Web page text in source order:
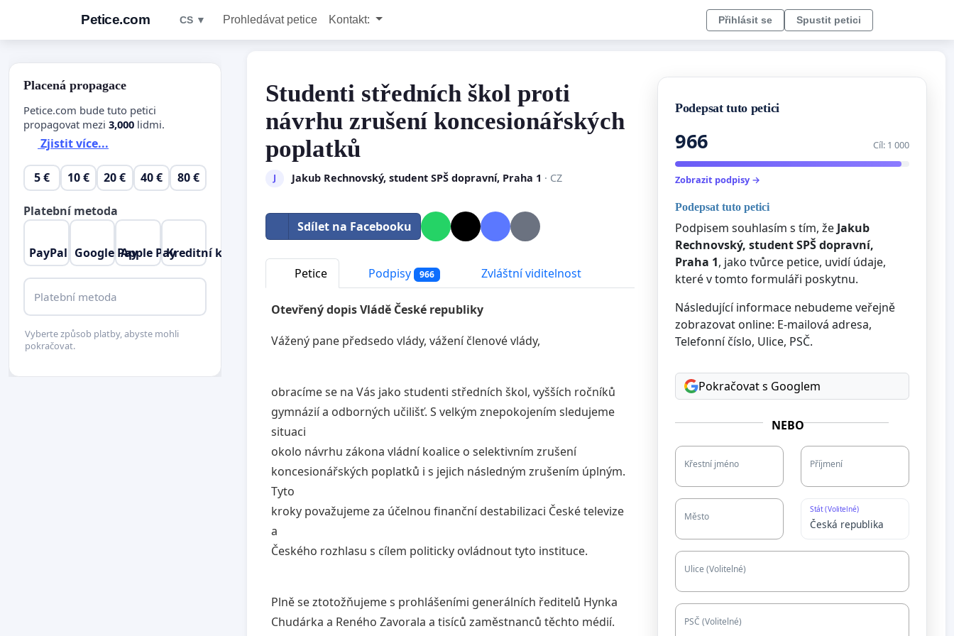
Petice.com CS ▼ Prohledávat petice Kontakt: Přihlásit se Spustit petici
Studenti středních škol proti
návrhu zrušení koncesionářských
poplatků
J Jakub Rechnovský, student SPŠ dopravní, Praha 1 · CZ
Sdílet na Facebooku
Petice Podpisy 966 Zvláštní viditelnost
Otevřený dopis Vládě České republiky
Vážený pane předsedo vlády, vážení členové vlády,
obracíme se na Vás jako studenti středních škol, vyšších ročníků
gymnázií a odborných učilišť. S velkým znepokojením sledujeme
situaci
okolo návrhu zákona vládní koalice o selektivním zrušení
koncesionářských poplatků i s jejich následným zrušením úplným.
Tyto
kroky považujeme za účelnou finanční destabilizaci České televize
a
Českého rozhlasu s cílem politicky ovládnout tyto instituce.
Plně se ztotožňujeme s prohlášeními generálních ředitelů Hynka
Chudárka a Reného Zavorala a tisíců zaměstnanců těchto médií.
Podepsat tuto petici
966 Cíl: 1 000
Zobrazit podpisy →
Podepsat tuto petici
Podpisem souhlasím s tím, že Jakub
Rechnovský, student SPŠ dopravní,
Praha 1, jako tvůrce petice, uvidí údaje,
které v tomto formuláři poskytnu.
Následující informace nebudeme veřejně
zobrazovat online: E-mailová adresa,
Telefonní číslo, Ulice, PSČ.
Pokračovat s Googlem
NEBO
Křestní jméno Příjmení
Město
Stát (Volitelné)
Ulice (Volitelné)
PSČ (Volitelné)
Placená propagace
Petice.com bude tuto petici
propagovat mezi 3,000 lidmi.
Zjistit více...
5 € 10 € 20 € 40 € 80 €
Platební metoda
PayPal Google PayApple PayKreditní karta
Platební metoda
Vyberte způsob platby, abyste mohli
pokračovat.